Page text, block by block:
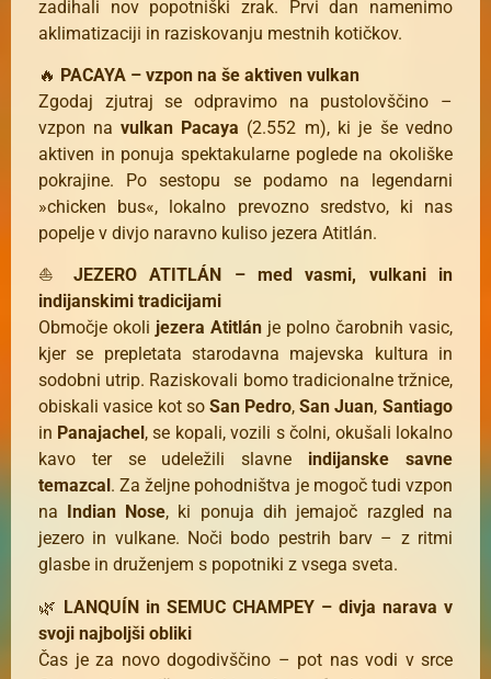
zadihali nov popotniški zrak. Prvi dan namenimo
aklimatizaciji in raziskovanju mestnih kotičkov.
🔥 PACAYA – vzpon na še aktiven vulkan
Zgodaj zjutraj se odpravimo na pustolovščino –
vzpon na vulkan Pacaya (2.552 m), ki je še vedno
aktiven in ponuja spektakularne poglede na okoliške
pokrajine. Po sestopu se podamo na legendarni
»chicken bus«, lokalno prevozno sredstvo, ki nas
popelje v divjo naravno kuliso jezera Atitlán.
⛵ JEZERO ATITLÁN – med vasmi, vulkani in
indijanskimi tradicijami
Območje okoli jezera Atitlán je polno čarobnih vasic,
kjer se prepletata starodavna majevska kultura in
sodobni utrip. Raziskovali bomo tradicionalne tržnice,
obiskali vasice kot so San Pedro, San Juan, Santiago
in Panajachel , se kopali, vozili s čolni, okušali lokalno
kavo ter se udeležili slavne indijanske savne
temazcal . Za željne pohodništva je mogoč tudi vzpon
na
Indian Nose, ki ponuja dih jemajoč razgled na
jezero in vulkane. Noči bodo pestrih barv – z ritmi
glasbe in druženjem s popotniki z vsega sveta.
🌿 LANQUÍN in SEMUC CHAMPEY – divja narava v
svoji najboljši obliki
Čas je za novo dogodivščino – pot nas vodi v srce